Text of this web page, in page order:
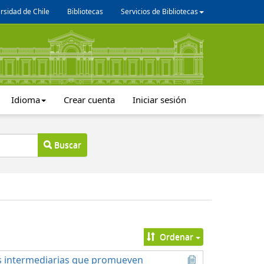
de Chile Bibliotecas Servicios de Bibliotecas
Idioma Crear cuenta Iniciar sesión
Buscar
Ordenar
intermediarias que promueven